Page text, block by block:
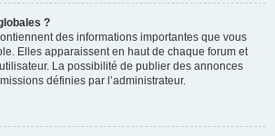
?
des informations importantes que vous
Elles apparaissent en haut de chaque forum et
La possibilité de publier des annonces
définies par l’administrateur.